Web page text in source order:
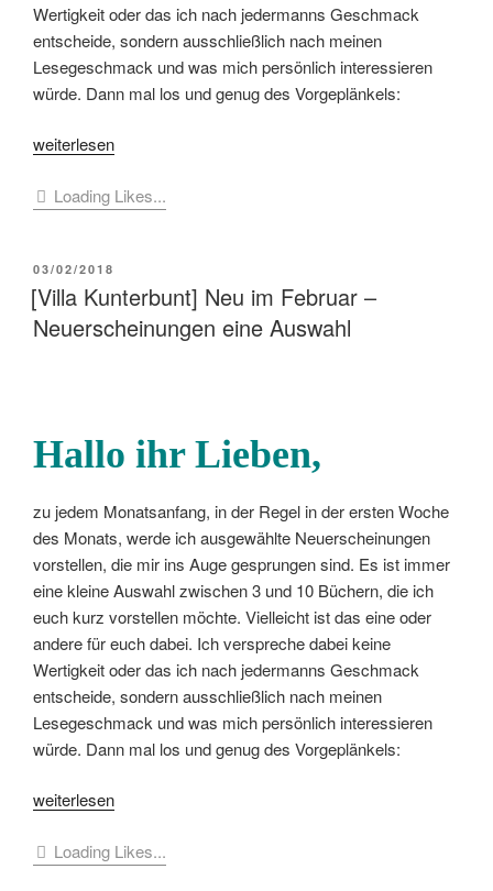
Wertigkeit oder das ich nach jedermanns Geschmack
entscheide, sondern ausschließlich nach meinen
Lesegeschmack und was mich persönlich interessieren
würde. Dann mal los und genug des Vorgeplänkels:
„[Villa
Neu
–
Neuerscheinungen
eine
weiterlesen
Loading Likes...
VERÖFFENTLICHT
AM
03/02/2018
[Villa Kunterbunt] Neu im Februar –
Neuerscheinungen eine Auswahl
Hallo ihr Lieben,
zu jedem Monatsanfang, in der Regel in der ersten Woche
des Monats, werde ich ausgewählte Neuerscheinungen
vorstellen, die mir ins Auge gesprungen sind. Es ist immer
eine kleine Auswahl zwischen 3 und 10 Büchern, die ich
euch kurz vorstellen möchte. Vielleicht ist das eine oder
andere für euch dabei. Ich verspreche dabei keine
Wertigkeit oder das ich nach jedermanns Geschmack
entscheide, sondern ausschließlich nach meinen
Lesegeschmack und was mich persönlich interessieren
würde. Dann mal los und genug des Vorgeplänkels:
„[Villa
Neu
weiterlesen
Loading Likes...